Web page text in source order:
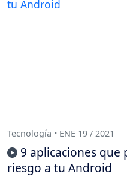
Tecnología • ENE 19 / 2021
9 aplicaciones
riesgo a tu Android